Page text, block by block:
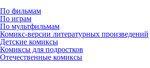
По фильмам
По играм
По мультфильмам
Комикс-версии литературных произведений
Детские комиксы
Комиксы для подростков
Отечественные комиксы